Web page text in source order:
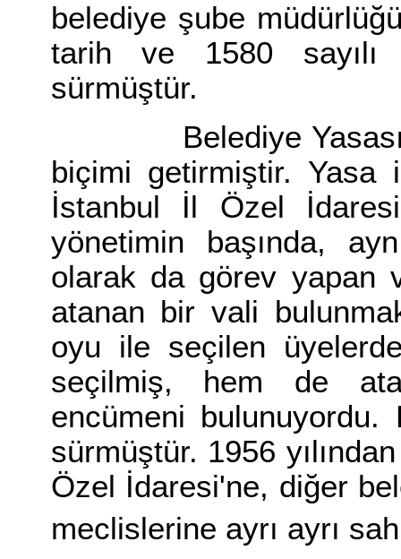
belediye şube
tarih ve 1580 sayılı
sürmüştür.
Belediye Yasası,
biçimi getirmiştir. Yasa
İstanbul İl Özel
yönetimin başında,
olarak da görev yapan
atanan bir vali
oyu ile seçilen
seçilmiş, hem de
encümeni bulunuyordu.
sürmüştür. 1956
Özel İdaresi'ne, diğer
meclislerine ayrı ayrı